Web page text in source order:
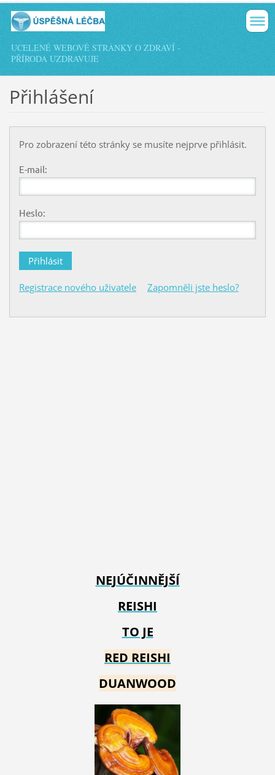
UCELENÉ WEBOVÉ STRÁNKY O ZDRAVÍ -
PŘÍRODA UZDRAVUJE
Přihlášení
Pro zobrazení této stránky se musíte nejprve přihlásit.
E-mail:
Heslo:
Registrace nového uživatele Zapomněli jste heslo?
NEJÚČINNĚJŠÍ
REISHI
TO JE
RED REISHI
DUANWOOD